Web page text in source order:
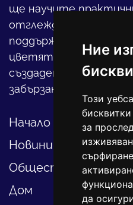
Ние
Този
за
да
ще научите
отглеждането на
поддържането на
цветята, интериора
създадете своя
забързан свят.
Начало
Новини
Общество
Дом